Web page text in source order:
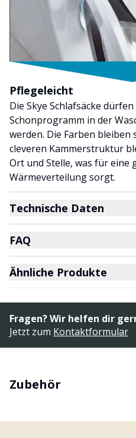
Pflegeleicht
Die Skye Schlafsäcke dürfen
Schonprogramm in der
werden. Die Farben
cleveren Kammerstruktur
Ort und Stelle, was für eine
Wärmeverteilung sorgt.
Technische Daten
FAQ
Ähnliche Produkte
Fragen? Wir helfen dir
Jetzt zum Kontaktformular
Zubehör